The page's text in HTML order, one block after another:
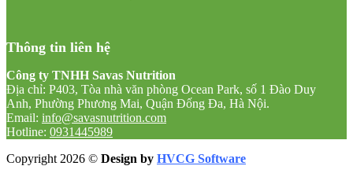
Thông tin liên hệ
Công ty TNHH Savas Nutrition
Địa chỉ: P403, Tòa nhà văn phòng Ocean Park, số 1 Đào Duy
Anh, Phường Phương Mai, Quận Đống Đa, Hà Nội.
Email: info@savasnutrition.com
Hotline: 0931445989
Copyright 2026 © Design by HVCG Software